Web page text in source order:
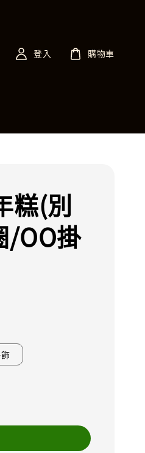
登入 購物車
糕(別
/OO掛